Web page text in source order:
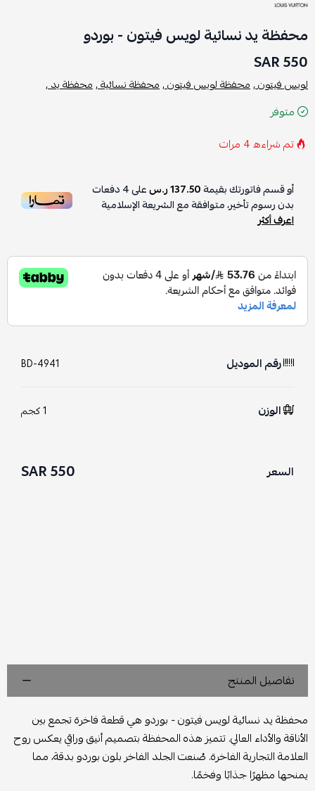
محفظة يد نسائية لويس فيتون - بوردو
550 SAR
لويس فيتون ,محفظة لويس فيتون ,محفظة نسائية ,محفظة يد ,
متوفر
تم شراءه4 مرات
أو قسم فاتورتك بقيمة137.50 ر.س على4دفعات
بدون رسوم تأخير، متوافقة مع الشريعة الإسلامية
اعرف أكثر
رقم الموديل BD-4941
الوزن 1 كجم
السعر 550 SAR
تفاصيل المنتج
محفظة يد نسائية لويس فيتون - بوردو هي قطعة فاخرة تجمع بين
الأناقة والأداء العالي. تتميز هذه المحفظة بتصميم أنيق وراقي يعكس روح
العلامة التجارية الفاخرة. صُنعت الجلد الفاخر بلون بوردو بدقة، مما
يمنحها مظهرًا جذابًا وفخمًا.